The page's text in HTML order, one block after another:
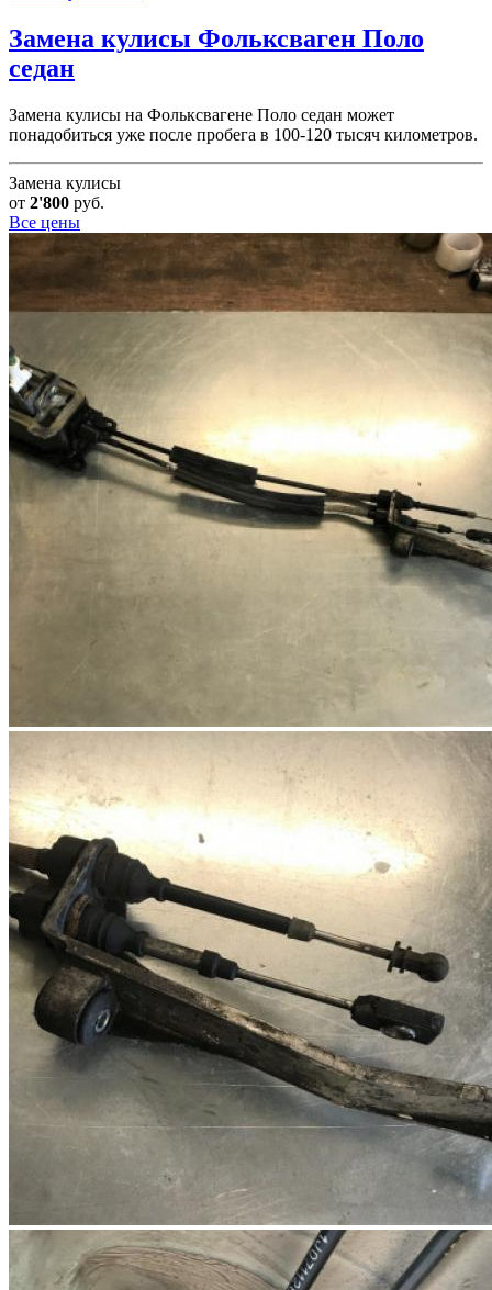
Замена кулисы Фольксваген Поло
седан
Замена кулисы на Фольксвагене Поло седан может
понадобиться уже после пробега в 100-120 тысяч километров.
Замена кулисы
от 2'800 руб.
Все цены